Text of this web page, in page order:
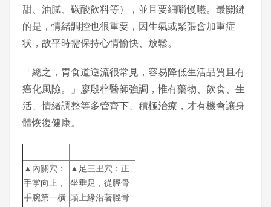
甜、油膩、碳酸飲料等），並且要細嚼慢嚥。最關鍵
的是，情緒調控也很重要，因生氣或緊張會加重症
状，故平時需保持心情愉快、放鬆。
「總之，胃食道逆流很常見，容易降低生活品質且有
癌化風險。」廖殷梓醫師強調，惟有藥物、飲食、生
活、情緒調整等多管齊下、積極治療，才有機會讓身
體恢復健康。
▲內關穴：
手掌向上，
手腕第一橫
▲足三里穴：正
坐垂足，從脛骨
頭上緣沿著脛骨